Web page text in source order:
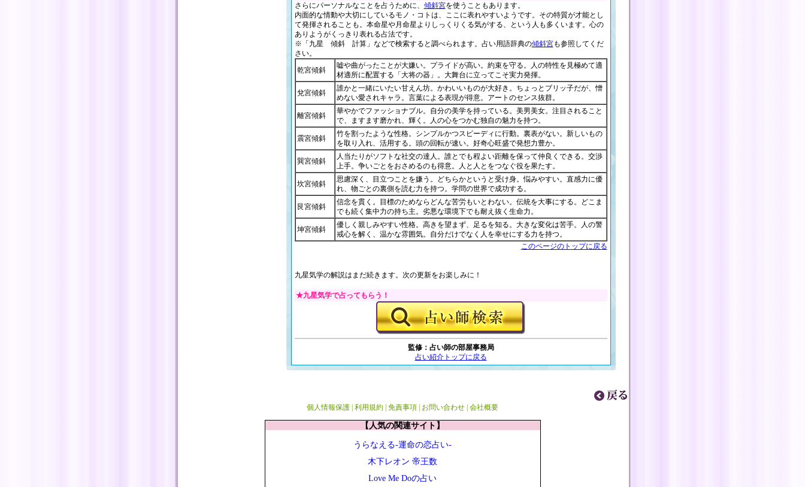
さらにパーソナルなことを占うために、 傾斜宮を使うこともあります。
内面的な情動や大切にしているモノ・コトは、ここに表れやすいようです。その特質が才能とし
て発揮されることも。本命星や月命星よりしっくりくる気がする、という人も多くいます。心の
ありようがくっきり表れる占法です。
※「九星 傾斜 計算」などで検索すると調べられます。占い用語辞典の傾斜宮も参照してくだ
さい。
乾宮傾斜
嘘や曲がったことが大嫌い。プライドが高い。約束を守る。人の特性を見極めて適
材適所に配置する「大将の器」。大舞台に立ってこそ実力発揮。
兌宮傾斜
誰かと一緒にいたい甘えん坊。かわいいものが大好き。ちょっとブリッ子だが、憎
めない愛されキャラ。言葉による表現が得意。アートのセンス抜群。
離宮傾斜
華やかでファッショナブル。自分の美学を持っている。美男美女。注目されること
で、ますます磨かれ、輝く。人の心をつかむ独自の魅力を持つ。
震宮傾斜
竹を割ったような性格。シンプルかつスピーディに行動。裏表がない。新しいもの
を取り入れ、活用する。頭の回転が速い。好奇心旺盛で発想力豊か。
巽宮傾斜
人当たりがソフトな社交の達人。誰とでも程よい距離を保って仲良くできる。交渉
上手。争いごとをおさめるのも得意。人と人とをつなぐ役を果たす。
坎宮傾斜
思慮深く、目立つことを嫌う。どちらかというと受け身。悩みやすい。直感力に優
れ、物ごとの裏側を読む力を持つ。学問の世界で成功する。
艮宮傾斜
信念を貫く。目標のためならどんな苦労もいとわない。伝統を大事にする。どこま
でも続く集中力の持ち主。劣悪な環境下でも耐え抜く生命力。
坤宮傾斜
優しく親しみやすい性格。高きを望まず、足るを知る。大きな変化は苦手。人の警
戒心を解く、温かな雰囲気。自分だけでなく人を幸せにする力を持つ。
このページのトップに戻る
九星気学の解説はまだ続きます。次の更新をお楽しみに！
★九星気学で占ってもらう！
監修：占い師の部屋事務局
占い紹介トップに戻る
個人情報保護 利用規約 免責事項 お問い合わせ 会社概要
【人気の関連サイト】
うらなえる-運命の恋占い-
木下レオン 帝王数
Love Me Doの占い